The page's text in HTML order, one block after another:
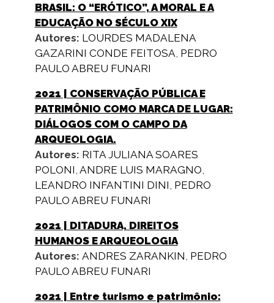
BRASIL: O “ERÓTICO”, A MORAL E A
EDUCAÇÃO NO SÉCULO XIX
Autores: LOURDES MADALENA
GAZARINI CONDE FEITOSA PEDRO
PAULO ABREU FUNARI
2021 | CONSERVAÇÃO PÚBLICA E
PATRIMÔNIO COMO MARCA DE LUGAR:
DIÁLOGOS COM O CAMPO DA
ARQUEOLOGIA.
Autores: RITA JULIANA SOARES
POLONI ANDRE LUIS MARAGNO
LEANDRO INFANTINI DINI PEDRO
PAULO ABREU FUNARI
2021 | DITADURA, DIREITOS
HUMANOS E ARQUEOLOGIA
Autores: ANDRES ZARANKIN PEDRO
PAULO ABREU FUNARI
2021 | Entre turismo e patrimônio: